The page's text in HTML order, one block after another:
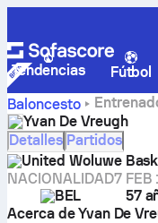
Tendencias Fútbol
Baloncesto
profesional de Yvan De
Yvan De Vreugh
Detalles Partidos
United Woluwe
NACIONALIDAD
BEL
7 FEB
57
Acerca de Yvan De